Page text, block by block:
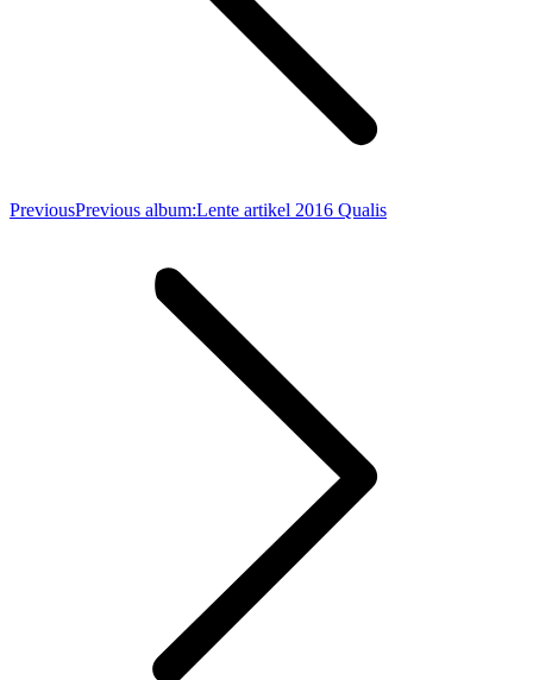
PreviousPrevious album:Lente artikel 2016 Qualis